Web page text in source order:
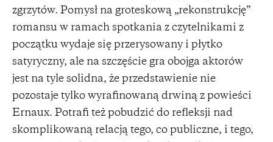
zgrzytów. Pomysł na groteskową „rekonstrukcję”
romansu w ramach spotkania z czytelnikami z
początku wydaje się przerysowany i płytko
satyryczny, ale na szczęście gra obojga aktorów
jest na tyle solidna, że przedstawienie nie
pozostaje tylko wyrafinowaną drwiną z powieści
Ernaux. Potrafi też pobudzić do refleksji nad
skomplikowaną relacją tego, co publiczne, i tego,